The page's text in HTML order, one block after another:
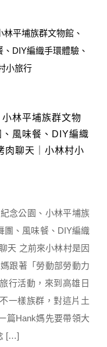
林平埔族群文物
風味餐、DIY編織
肉聊天｜小林村小
念公園、小林平埔族
團、風味餐、DIY編織
天 之前來小林村是因
跟著「勞動部勞動力
行活動，來到高雄日
一樣族群，對這片土
篇Hank媽先要帶領大
[…]